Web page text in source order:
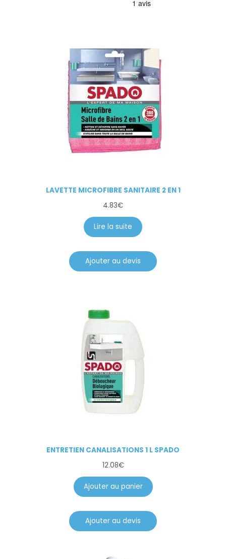
LAVETTE MICROFIBRE SANITAIRE 2 EN 1
4.83€
Lire la suite
Ajouter au devis
ENTRETIEN CANALISATIONS 1 L SPADO
12.08€
Ajouter au panier
Ajouter au devis